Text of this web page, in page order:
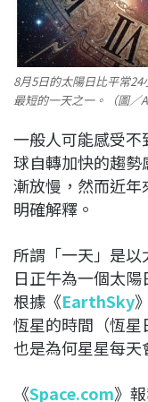
8月5日的太陽日比平常
最短的一天之一。（圖／
一般人可能感受
球自轉加快的趨
漸放慢，然而近
明確解釋。
所謂「一天」是
日正午為一個太
根據《EarthSky
恆星的時間（恆
也是為何星星每天
《Space.com》